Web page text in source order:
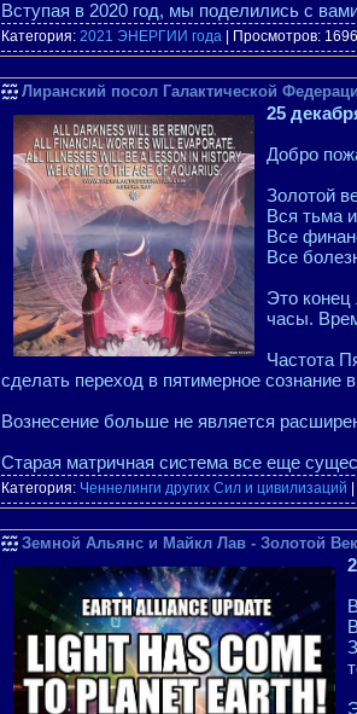
Вступая в 2020 год, мы поделились с
Категория: 2021 ЭНЕРГИИ года | Просмотров:
Лиранский посол Галактической
25
Добро
Золотой
Вся тьма
Все
Все
Это
часы.
Частота
сделать переход в пятимерное сознание
Вознесение больше не является
Старая матричная система все еще
Категория: Ченнелинги других Сил и цивилизаций
Земной Альянс и Майкл Лав - Золотой